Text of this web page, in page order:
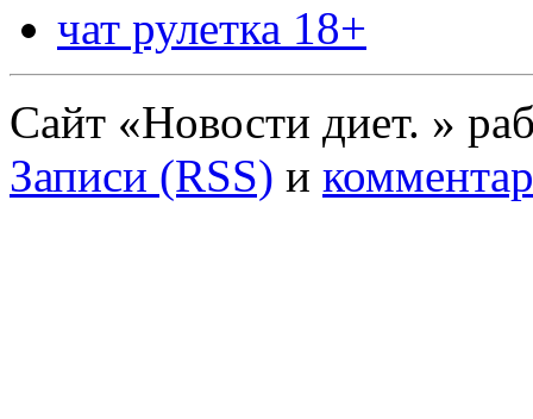
чат рулетка 18+
Сайт «Новости диет. »
Записи (RSS) и